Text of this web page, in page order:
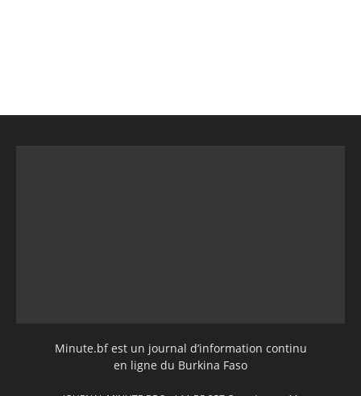
Minute.bf est un journal d’information continu
en ligne du Burkina Faso